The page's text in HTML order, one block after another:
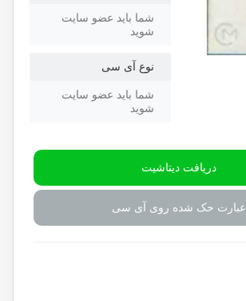
شما باید عضو سایت
شوید
نوع آی سی
شما باید عضو سایت
شوید
دریافت دیتاشیت
عبارت حک شده روی آی سی